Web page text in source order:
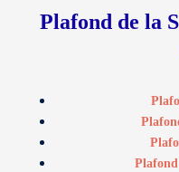
Plafond de la